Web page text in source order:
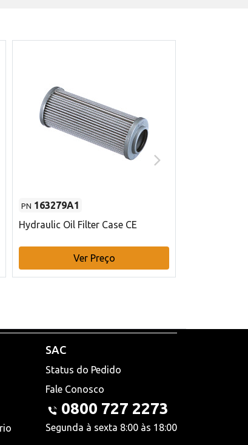
PN 163279A1
Hydraulic Oil Filter Case CE
Ver Preço
SAC
Status do Pedido
Fale Conosco
0800 727 2273
Segunda à sexta 8:00 às 18:00